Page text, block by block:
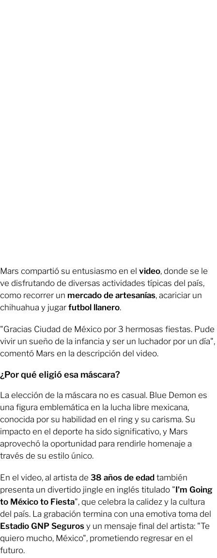
Mars compartió su entusiasmo en el video, donde se le
ve disfrutando de diversas actividades típicas del país,
como recorrer un mercado de artesanías, acariciar un
chihuahua y jugar futbol llanero.
"Gracias Ciudad de México por 3 hermosas fiestas. Pude
vivir un sueño de la infancia y ser un luchador por un día",
comentó Mars en la descripción del video.
¿Por qué eligió esa máscara?
La elección de la máscara no es casual. Blue Demon es
una figura emblemática en la lucha libre mexicana,
conocida por su habilidad en el ring y su carisma. Su
impacto en el deporte ha sido significativo, y Mars
aprovechó la oportunidad para rendirle homenaje a
través de su estilo único.
En el video, al artista de 38 años de edad también
presenta un divertido jingle en inglés titulado "I'm Going
to México to Fiesta", que celebra la calidez y la cultura
del país. La grabación termina con una emotiva toma del
Estadio GNP Seguros y un mensaje final del artista: "Te
quiero mucho, México", prometiendo regresar en el
futuro.